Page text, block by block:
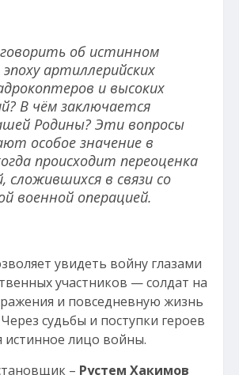
об истинном
артиллерийских
и высоких
В чём заключается
Родины? Эти вопросы
особое значение в
происходит переоценка
сложившихся в связи со
военной операцией.
увидеть войну глазами
участников — солдат на
и повседневную жизнь
судьбы и поступки героев
истинное лицо войны.
– Рустем Хакимов